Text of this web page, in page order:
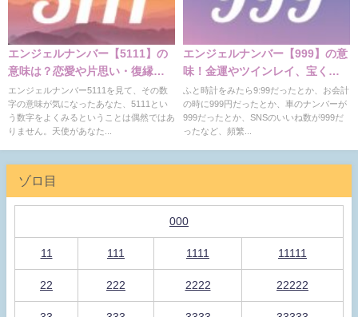
エンジェルナンバー【5111】の
意味は？恋愛や片思い・復縁・
仕事の意味
エンジェルナンバー5111を見て、その数
字の意味が気になったあなた、5111とい
う数字をよくみるということは偶然ではあ
りません。天使があなた...
エンジェルナンバー【999】の意
味！金運やツインレイ、宝くじ
など解説
ふと時計をみたら9:99だったとか、お会計
の時に999円だったとか、車のナンバーが
999だったとか、SNSのいいね数が999だ
ったなど、頻繁...
ゾロ目
000
11 111 1111 11111
22 222 2222 22222